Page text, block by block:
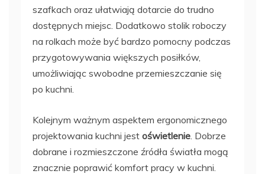
szafkach oraz ułatwiają dotarcie do trudno
dostępnych miejsc. Dodatkowo stolik roboczy
na rolkach może być bardzo pomocny podczas
przygotowywania większych posiłków,
umożliwiając swobodne przemieszczanie się
po kuchni.
Kolejnym ważnym aspektem ergonomicznego
projektowania kuchni jest oświetlenie . Dobrze
dobrane i rozmieszczone źródła światła mogą
znacznie poprawić komfort pracy w kuchni.